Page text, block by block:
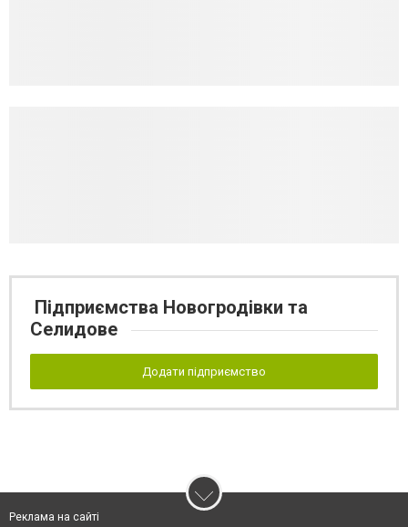
Підприємства Новогродівки та
Селидове
Додати підприємство
Реклама на сайті